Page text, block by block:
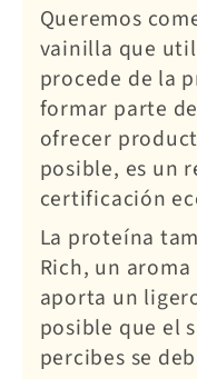
Queremos
vainilla que
procede de la
formar parte
ofrecer
posible, es un
certificación
La proteína
Rich, un
aporta un
posible que el
percibes se